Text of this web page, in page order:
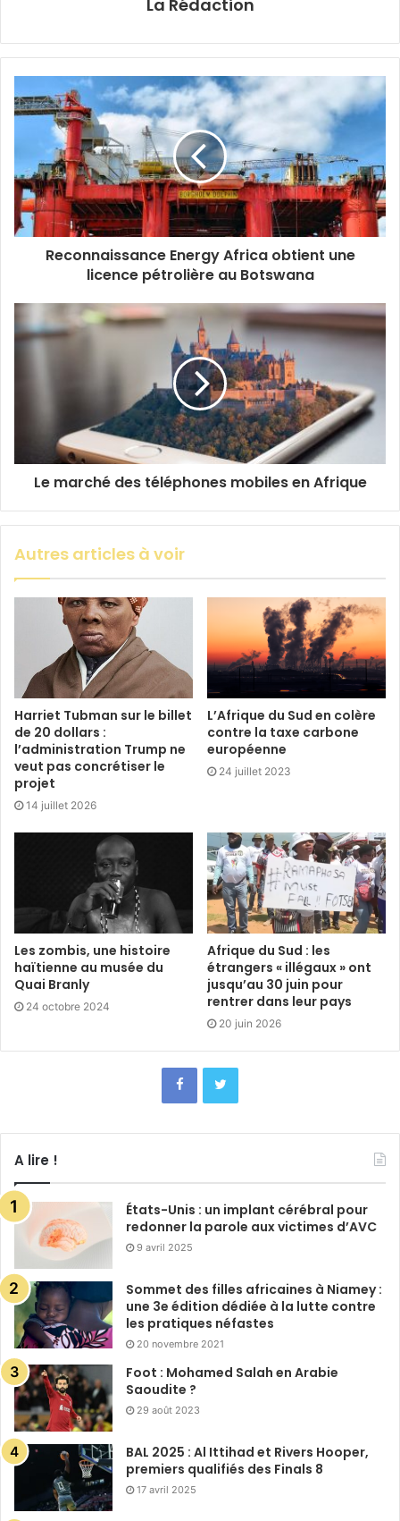
La Rédaction
Reconnaissance Energy Africa obtient une
licence pétrolière au Botswana
Le marché des téléphones mobiles en Afrique
Autres articles à voir
Harriet Tubman sur le billet
de 20 dollars :
l’administration Trump ne
veut pas concrétiser le
projet
14 juillet 2026
L’Afrique du Sud en colère
contre la taxe carbone
européenne
24 juillet 2023
Les zombis, une histoire
haïtienne au musée du
Quai Branly
24 octobre 2024
Afrique du Sud : les
étrangers « illégaux » ont
jusqu’au 30 juin pour
rentrer dans leur pays
20 juin 2026
A lire !
États-Unis : un implant cérébral pour
redonner la parole aux victimes d’AVC
9 avril 2025
Sommet des filles africaines à Niamey :
une 3e édition dédiée à la lutte contre
les pratiques néfastes
20 novembre 2021
Foot : Mohamed Salah en Arabie
Saoudite ?
29 août 2023
BAL 2025 : Al Ittihad et Rivers Hooper,
premiers qualifiés des Finals 8
17 avril 2025